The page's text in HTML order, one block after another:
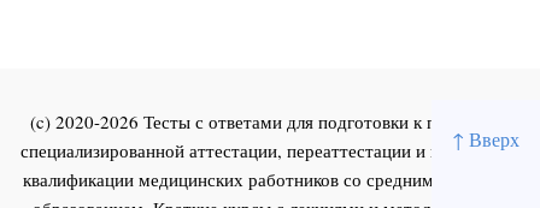
↑ Вверх
(c) 2020-2026 Тесты с ответами для подготовки к первичной
специализированной аттестации, переаттестации и повышения
квалификации медицинских работников со средним и высшим